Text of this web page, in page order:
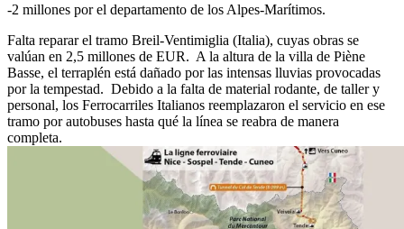
-2 millones por el departamento de los Alpes-Marítimos.
Falta reparar el tramo Breil-Ventimiglia (Italia), cuyas obras se
valúan en 2,5 millones de EUR. A la altura de la villa de Piène
Basse, el terraplén está dañado por las intensas lluvias provocadas
por la tempestad. Debido a la falta de material rodante, de taller y
personal, los Ferrocarriles Italianos reemplazaron el servicio en ese
tramo por autobuses hasta qué la línea se reabra de manera
completa.